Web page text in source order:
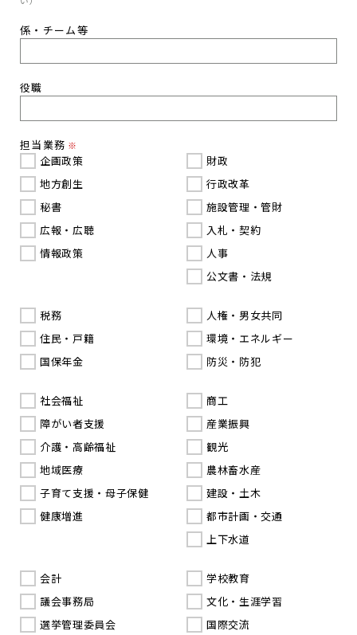
係・チーム等
役職
担当業務 ※
企画政策
地方創生
秘書
広報・広聴
情報政策
財政
行政改革
施設管理・管財
入札・契約
人事
公文書・法規
税務
住民・戸籍
国保年金
人権・男女共同
環境・エネルギー
防災・防犯
社会福祉
障がい者支援
介護・高齢福祉
地域医療
子育て支援・母子保健
健康増進
商工
産業振興
観光
農林畜水産
建設・土木
都市計画・交通
上下水道
会計
議会事務局
選挙管理委員会
学校教育
文化・生涯学習
国際交流